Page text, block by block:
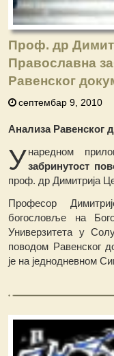
Проф. др
Православна
Равенског
септембар 9, 2010
Анализа Равенског
Унаредном
забринутост
проф. др Димитрија
Професор
богословље на
Универзитета у
поводом Равенског
је на једнодневном